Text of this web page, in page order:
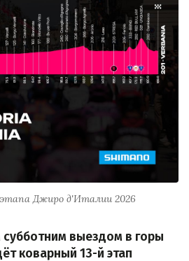
Джиро д'Италии 2026
выездом в горы
коварный 13-й этап